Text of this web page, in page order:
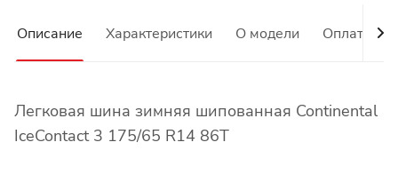
Описание Характеристики О модели Оплата
Легковая шина зимняя шипованная Continental
IceContact 3 175/65 R14 86T